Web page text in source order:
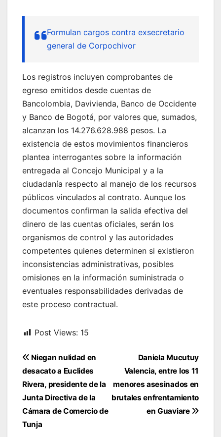
Formulan cargos contra exsecretario
general de Corpochivor
Los registros incluyen comprobantes de
egreso emitidos desde cuentas de
Bancolombia, Davivienda, Banco de Occidente
y Banco de Bogotá, por valores que, sumados,
alcanzan los 14.276.628.988 pesos. La
existencia de estos movimientos financieros
plantea interrogantes sobre la información
entregada al Concejo Municipal y a la
ciudadanía respecto al manejo de los recursos
públicos vinculados al contrato. Aunque los
documentos confirman la salida efectiva del
dinero de las cuentas oficiales, serán los
organismos de control y las autoridades
competentes quienes determinen si existieron
inconsistencias administrativas, posibles
omisiones en la información suministrada o
eventuales responsabilidades derivadas de
este proceso contractual.
Post Views: 15
Navegación
de
entradas
Daniela Mucutuy
Valencia, entre los 11
menores asesinados en
brutales enfrentamiento
en Guaviare
Niegan nulidad en
desacato a Euclides
Rivera, presidente de la
Junta Directiva de la
Cámara de Comercio de
Tunja